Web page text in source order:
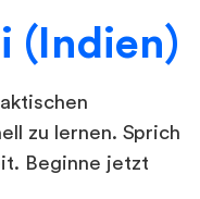
(Indien)
zu lernen. Sprich
Beginne jetzt